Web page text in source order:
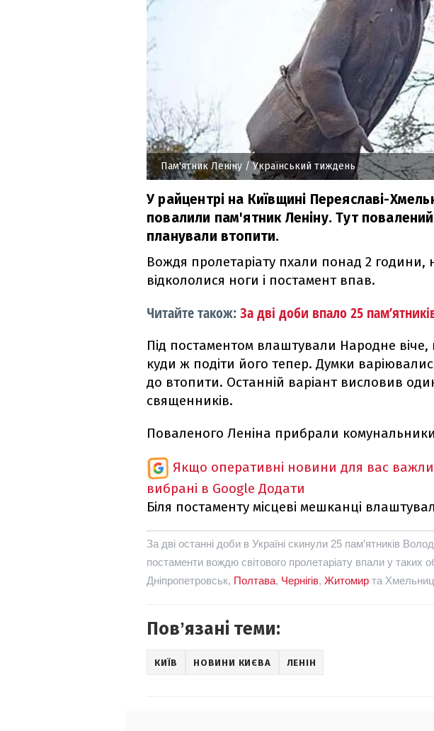
Пам'ятник Леніну / Український тиждень
У райцентрі на Київщині Переяславі-
повалили пам'ятник Леніну. Тут
планували втопити.
Вождя пролетаріату пхали понад 2 години,
відкололися ноги і постамент впав.
Читайте також:За дві доби впало 25
Під постаментом влаштували Народне
куди ж подіти його тепер. Думки
до втопити. Останній варіант висловив
священників.
Поваленого Леніна прибрали
Якщо оперативні новини для вас
вибрані в Google Додати
Біля постаменту місцеві мешканці
За дві останні доби в Україні скинули 25 пам’ятників
постаменти вождю світового пролетаріату впали у таких
Дніпропетровськ, Полтава, Чернігів, Житомир та
Повʼязані теми:
КИЇВ НОВИНИ КИЄВА ЛЕНІН